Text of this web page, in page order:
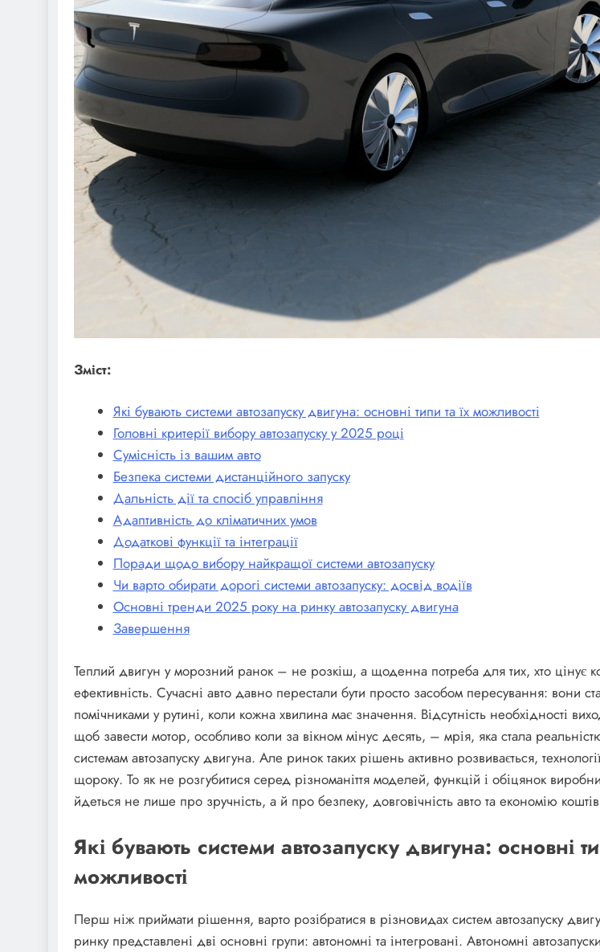
Зміст:
Які бувають системи автозапуску двигуна: основні типи та їх можливості
Головні критерії вибору автозапуску у 2025 році
Сумісність із вашим авто
Безпека системи дистанційного запуску
Дальність дії та спосіб управління
Адаптивність до кліматичних умов
Додаткові функції та інтеграції
Поради щодо вибору найкращої системи автозапуску
Чи варто обирати дорогі системи автозапуску: досвід водіїв
Основні тренди 2025 року на ринку автозапуску двигуна
Завершення
Теплий двигун у морозний ранок – не розкіш, а щоденна потреба для тих, хто цінує
ефективність. Сучасні авто давно перестали бути просто засобом пересування: вони
помічниками у рутині, коли кожна хвилина має значення. Відсутність необхідності
щоб завести мотор, особливо коли за вікном мінус десять, – мрія, яка стала
системам автозапуску двигуна. Але ринок таких рішень активно розвивається,
щороку. То як не розгубитися серед різноманіття моделей, функцій і обіцянок
йдеться не лише про зручність, а й про безпеку, довговічність авто та економію
Які бувають системи автозапуску двигуна: основні
можливості
Перш ніж приймати рішення, варто розібратися в різновидах систем автозапуску
ринку представлені дві основні групи: автономні та інтегровані. Автономні